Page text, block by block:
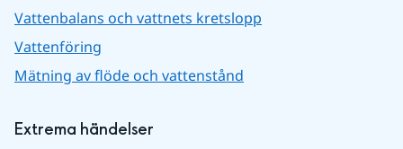
Vattenbalans och vattnets kretslopp
Vattenföring
Mätning av flöde och vattenstånd
Extrema händelser